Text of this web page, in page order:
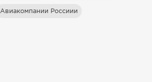
Авиакомпании Россиии